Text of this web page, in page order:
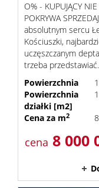
O% - KUPUJĄCY
POKRYWA
absolutnym sercu
Kościuszki,
uczęszczanym
trzeba
Powierzchnia
Powierzchnia
działki [m2]
Cena za m2
cena 8 000